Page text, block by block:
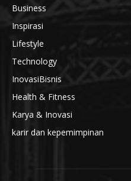
Business
Inspirasi
Lifestyle
Technology
InovasiBisnis
Health & Fitness
Karya & Inovasi
karir dan kepemimpinan